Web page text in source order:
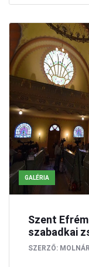
GALÉRIA
Szent
szabadkai
SZERZŐ: